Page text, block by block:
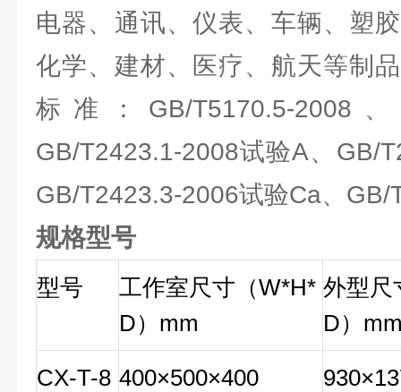
电器、通讯、仪表、车辆、塑
化学、建材、医疗、航天等制
标准：GB/T5170.5-2008、
GB/T2423.1-2008试验A、GB/
GB/T2423.3-2006试验Ca、GB/
规格型号
型号
工作室尺寸（W*H*
D）mm
外型尺
D）
CX-T-8 400×500×400